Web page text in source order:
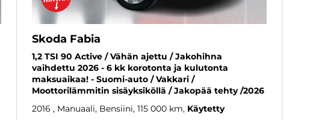
Skoda Fabia
1,2 TSI 90 Active / Vähän ajettu / Jakohihna
vaihdettu 2026 - 6 kk korotonta ja kulutonta
maksuaikaa! - Suomi-auto / Vakkari /
Moottorilämmitin sisäyksiköllä / Jakopää tehty /2026
2016 , Manuaali, Bensiini, 115 000 km Käytetty